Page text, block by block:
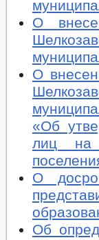
О
О
«Об
лиц на
О
Об